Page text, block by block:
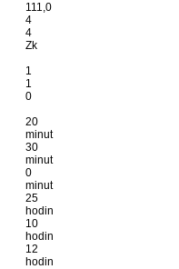
111,0
4
4
Zk
1
1
0
20
minut
30
minut
0
minut
25
hodin
10
hodin
12
hodin